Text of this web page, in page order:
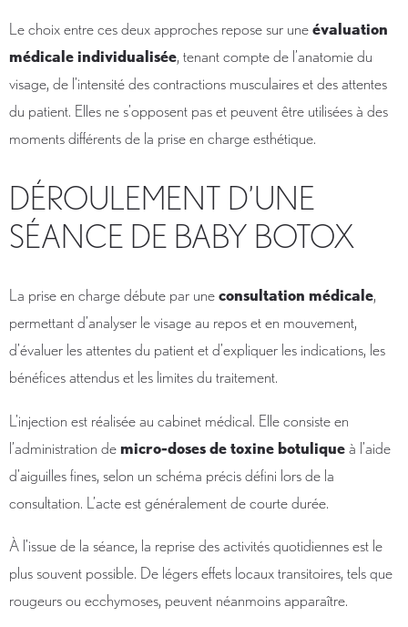
Le choix entre ces deux approches repose sur uneévaluation
médicale individualisée, tenant compte de l’anatomie du
visage, de l’intensité des contractions musculaires et des attentes
du patient. Elles ne s’opposent pas et peuvent être utilisées à des
moments différents de la prise en charge esthétique.
DÉROULEMENT D’UNE
SÉANCE DE BABY BOTOX
La prise en charge débute par uneconsultation médicale,
permettant d’analyser le visage au repos et en mouvement,
d’évaluer les attentes du patient et d’expliquer les indications, les
bénéfices attendus et les limites du traitement.
L’injection est réalisée au cabinet médical. Elle consiste en
l’administration demicro-doses de toxine botuliqueà l’aide
d’aiguilles fines, selon un schéma précis défini lors de la
consultation. L’acte est généralement de courte durée.
À l’issue de la séance, la reprise des activités quotidiennes est le
plus souvent possible. De légers effets locaux transitoires, tels que
rougeurs ou ecchymoses, peuvent néanmoins apparaître.